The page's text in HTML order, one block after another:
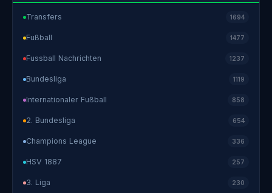
Transfers 1694
Fußball 1477
Fussball Nachrichten 1237
Bundesliga 1119
Internationaler Fußball 858
2. Bundesliga 654
Champions League 336
HSV 1887 257
3. Liga 230